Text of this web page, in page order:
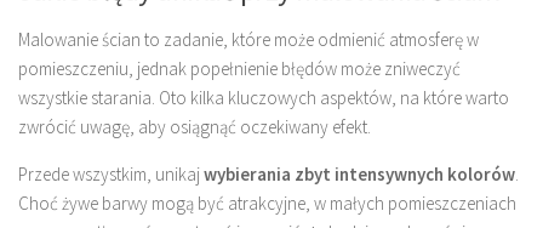
Malowanie ścian to zadanie, które może odmienić atmosferę w
pomieszczeniu, jednak popełnienie błędów może zniweczyć
wszystkie starania. Oto kilka kluczowych aspektów, na które warto
zwrócić uwagę, aby osiągnąć oczekiwany efekt.
Przede wszystkim, unikajwybierania zbyt intensywnych kolorów.
Choć żywe barwy mogą być atrakcyjne, w małych pomieszczeniach